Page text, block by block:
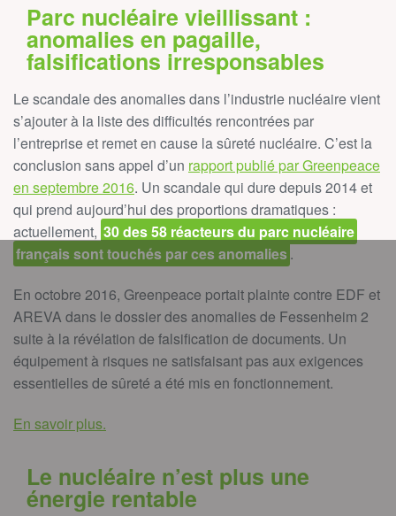
Parc nucléaire vieillissant :
anomalies en pagaille,
falsifications irresponsables
Le scandale des anomalies dans l’industrie nucléaire vient
s’ajouter à la liste des difficultés rencontrées par
l’entreprise et remet en cause la sûreté nucléaire. C’est la
conclusion sans appel d’un rapport publié par Greenpeace
en septembre 2016. Un scandale qui dure depuis 2014 et
qui prend aujourd’hui des proportions dramatiques :
actuellement, 30 des 58 réacteurs du parc nucléaire
français sont touchés par ces anomalies.
En octobre 2016, Greenpeace portait plainte contre EDF et
AREVA dans le dossier des anomalies de Fessenheim 2
suite à la révélation de falsification de documents. Un
équipement à risques ne satisfaisant pas aux exigences
essentielles de sûreté a été mis en fonctionnement.
En savoir plus.
Le nucléaire n’est plus une
énergie rentable